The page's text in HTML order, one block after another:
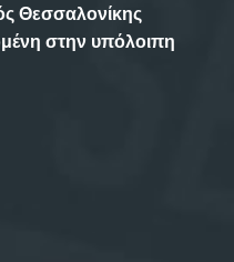
Θεσσαλονίκης
στην υπόλοιπη